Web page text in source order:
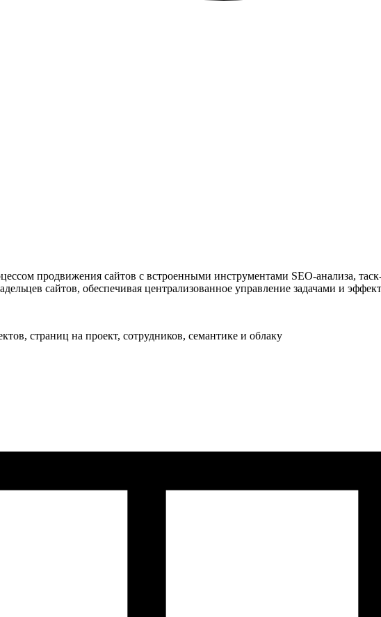
продвижения сайтов с встроенными инструментами SEO-анализа,
сайтов, обеспечивая централизованное управление задачами и
страниц на проект, сотрудников, семантике и облаку